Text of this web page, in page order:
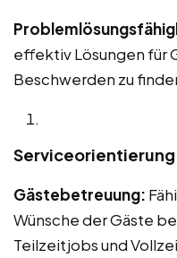
effektiv Lösungen für
Beschwerden zu
Serviceorientierung
Gästebetreuung:
Wünsche der Gäste
Teilzeitjobs und